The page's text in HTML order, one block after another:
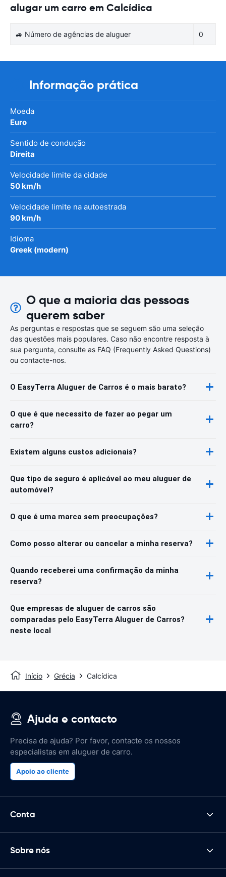
alugar um carro em Calcídica
🚙 Número de agências de aluguer 0
Informação prática
Moeda
Euro
Sentido de condução
Direita
Velocidade limite da cidade
50 km/h
Velocidade limite na autoestrada
90 km/h
Idioma
Greek (modern)
O que a maioria das pessoas
querem saber
As perguntas e respostas que se seguem são uma seleção
das questões mais populares. Caso não encontre resposta à
sua pergunta, consulte as FAQ (Frequently Asked Questions)
ou contacte-nos.
O EasyTerra Aluguer de Carros é o mais barato?
O que é que necessito de fazer ao pegar um
carro?
Existem alguns custos adicionais?
Que tipo de seguro é aplicável ao meu aluguer de
automóvel?
O que é uma marca sem preocupações?
Como posso alterar ou cancelar a minha reserva?
Quando receberei uma confirmação da minha
reserva?
Que empresas de aluguer de carros são
comparadas pelo EasyTerra Aluguer de Carros?
neste local
Início Grécia Calcídica
Ajuda e contacto
Precisa de ajuda? Por favor, contacte os nossos
especialistas em aluguer de carro.
Apoio ao cliente
Conta
Sobre nós